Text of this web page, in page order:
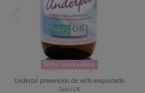
Sin stock online
Underpil prevención de vello enquistado
Depil OK